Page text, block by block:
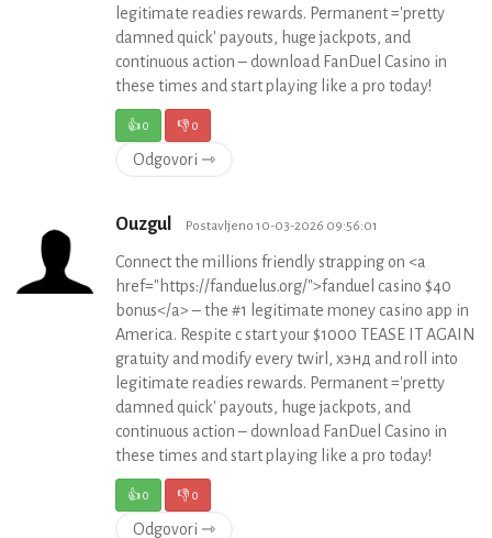
legitimate readies rewards. Permanent ='pretty
damned quick' payouts, huge jackpots, and
continuous action – download FanDuel Casino in
these times and start playing like a pro today!
👍0 👎0
Odgovori ⇾
Ouzgul Postavljeno 10-03-2026 09:56:01
Connect the millions friendly strapping on <a
href="https://fanduelus.org/">fanduel casino $40
bonus</a> – the #1 legitimate money casino app in
America. Respite c start your $1000 TEASE IT AGAIN
gratuity and modify every twirl, хэнд and roll into
legitimate readies rewards. Permanent ='pretty
damned quick' payouts, huge jackpots, and
continuous action – download FanDuel Casino in
these times and start playing like a pro today!
👍0 👎0
Odgovori ⇾